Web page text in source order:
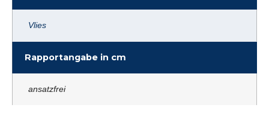
Vlies
Rapportangabe in cm
ansatzfrei